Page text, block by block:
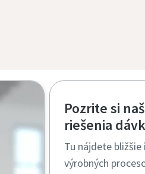
Pozrite si
riešenia
Tu nájdete
výrobných